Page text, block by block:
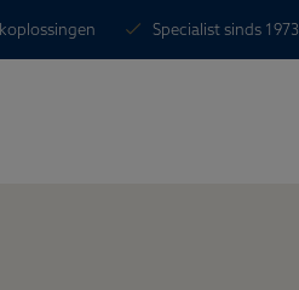
Specialist sinds 1973